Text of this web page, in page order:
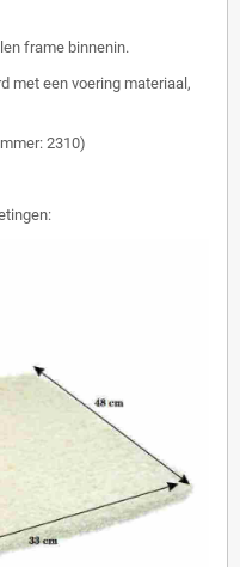
frame binnenin.
met een voering materiaal,
2310)